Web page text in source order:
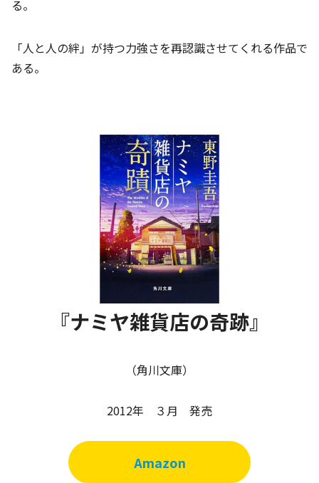
る。
「人と人の絆」が持つ力強さを再認識させてくれる作品で
ある。
『ナミヤ雑貨店の奇跡』
（角川文庫）
2012年 ３月 発売
Amazon